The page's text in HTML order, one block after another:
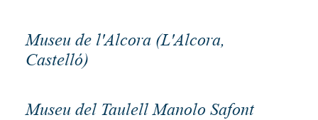
Museu de l'Alcora (L'Alcora,
Castelló)
Museu del Taulell Manolo Safont